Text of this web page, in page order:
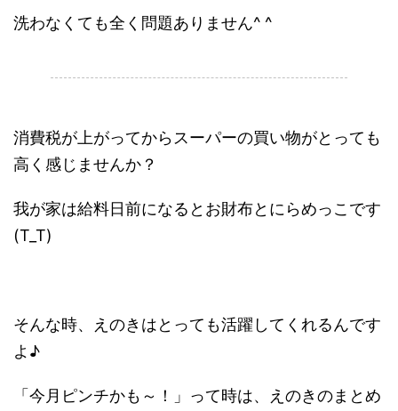
洗わなくても全く問題ありません^ ^
消費税が上がってからスーパーの買い物がとっても
高く感じませんか？
我が家は給料日前になるとお財布とにらめっこです
(T_T)
そんな時、えのきはとっても活躍してくれるんです
よ♪
「今月ピンチかも～！」って時は、えのきのまとめ